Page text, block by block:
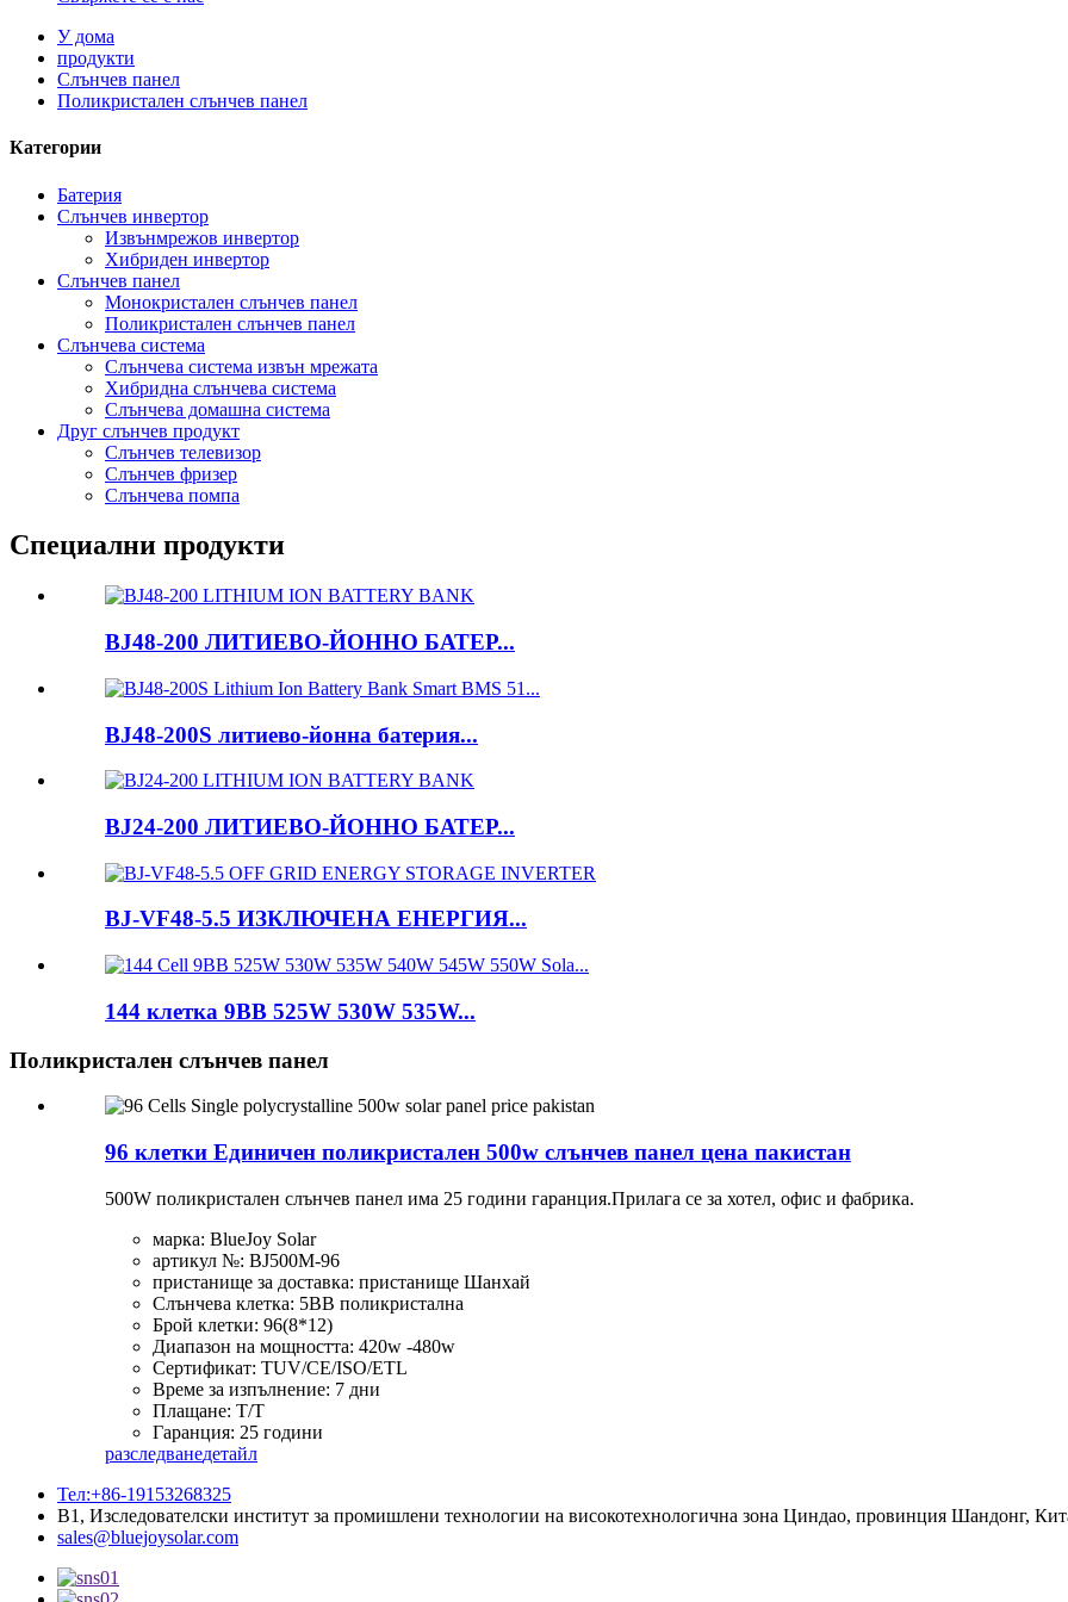
У дома
продукти
Слънчев панел
Поликристален слънчев панел
Категории
Батерия
Слънчев инвертор
Извънмрежов инвертор
Хибриден инвертор
Слънчев панел
Монокристален слънчев панел
Поликристален слънчев панел
Слънчева система
Слънчева система извън мрежата
Хибридна слънчева система
Слънчева домашна система
Друг слънчев продукт
Слънчев телевизор
Слънчев фризер
Слънчева помпа
Специални продукти
BJ48-200 ЛИТИЕВО-ЙОННО БАТЕР...
BJ48-200S литиево-йонна батерия...
BJ24-200 ЛИТИЕВО-ЙОННО БАТЕР...
BJ-VF48-5.5 ИЗКЛЮЧЕНА ЕНЕРГИЯ...
144 клетка 9BB 525W 530W 535W...
Поликристален слънчев панел
96 клетки Единичен поликристален 500w слънчев панел цена пакистан
500W поликристален слънчев панел има 25 години гаранция.Прилага се за хотел, офис и фабрика.
марка: BlueJoy Solar
артикул №: BJ500M-96
пристанище за доставка: пристанище Шанхай
Слънчева клетка: 5BB поликристална
Брой клетки: 96(8*12)
Диапазон на мощността: 420w -480w
Сертификат: TUV/CE/ISO/ETL
Време за изпълнение: 7 дни
Плащане: T/T
Гаранция: 25 години
разследванедетайл
Тел:+86-19153268325
B1, Изследователски институт за промишлени технологии на високотехнологична зона Циндао, провинция Шандонг,
sales@bluejoysolar.com